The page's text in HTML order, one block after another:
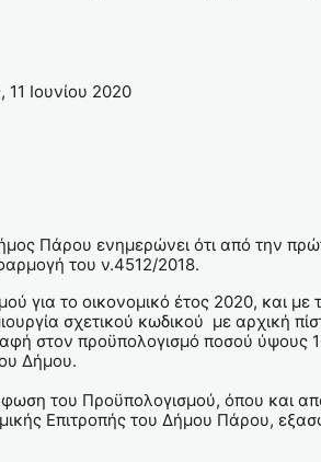
2020
Πάρου ενημερώνει ότι από την
του ν.4512/2018.
για το οικονομικό έτος 2020, και
σχετικού κωδικού με αρχική
στον προϋπολογισμό ποσού ύψους
Δήμου.
του Προϋπολογισμού, όπου και
Επιτροπής του Δήμου Πάρου,